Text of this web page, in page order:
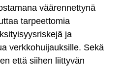
väärennettynä
tarpeettomia
ja
verkkohuijauksille. Sekä
että siihen liittyvän